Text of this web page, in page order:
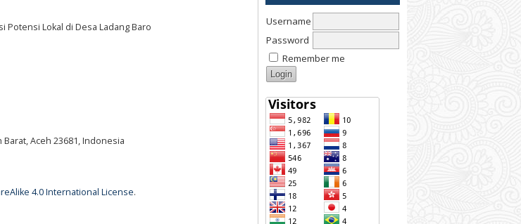
Username
Password
Remember me
Lokal di Desa Ladang Baro
Aceh 23681, Indonesia
4.0 International License.